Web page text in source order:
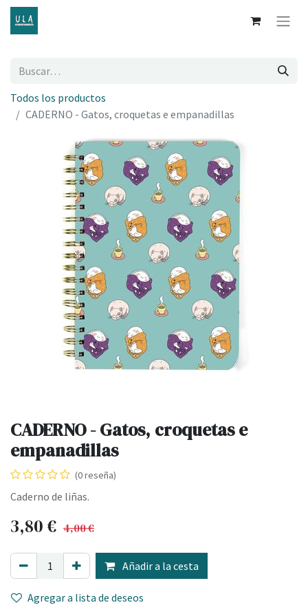
Todos los productos
CADERNO - Gatos, croquetas e empanadillas
CADERNO - Gatos, croquetas e
empanadillas
(0 reseña)
Caderno de liñas.
3,80€ 4,00€
Añadir a la cesta
Agregar a lista de deseos